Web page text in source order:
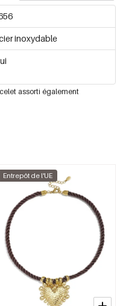
inoxydable
assorti également
Entrepôt de l'UE